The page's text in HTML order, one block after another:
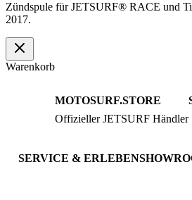
Zündspule für JETSURF® RACE und
2017.
Warenkorb
MOTOSURF.STORE
Offizieller JETSURF Händler
SERVICE & ERLEBEN